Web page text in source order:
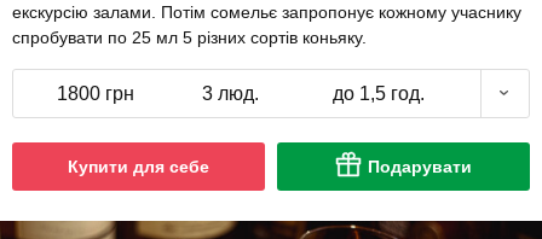
екскурсію залами. Потім сомельє запропонує кожному учаснику
спробувати по 25 мл 5 різних сортів коньяку.
1800 грн 3 люд. до 1,5 год.
Купити для себе Подарувати